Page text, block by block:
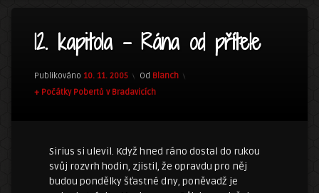
12. kapitola – Rána od přítele
Publikováno 10. 11. 2005 Od Blanch
Kategorie:
+ Počátky Pobertů v Bradavicích
Sirius si ulevil. Když hned ráno dostal do rukou
svůj rozvrh hodin, zjistil, že opravdu pro něj
budou pondělky šťastné dny, poněvadž je